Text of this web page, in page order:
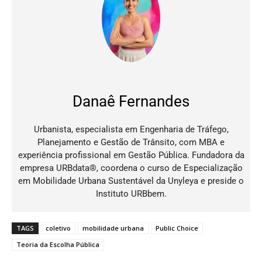
Danaê Fernandes
Urbanista, especialista em Engenharia de Tráfego,
Planejamento e Gestão de Trânsito, com MBA e
experiência profissional em Gestão Pública. Fundadora da
empresa URBdata®, coordena o curso de Especialização
em Mobilidade Urbana Sustentável da Unyleya e preside o
Instituto URBbem.
TAGS coletivo mobilidade urbana
Public Choice
Teoria da Escolha Pública